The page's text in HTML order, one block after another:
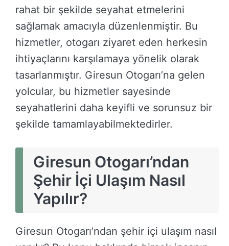
rahat bir şekilde seyahat etmelerini
sağlamak amacıyla düzenlenmiştir. Bu
hizmetler, otogarı ziyaret eden herkesin
ihtiyaçlarını karşılamaya yönelik olarak
tasarlanmıştır. Giresun Otogarı’na gelen
yolcular, bu hizmetler sayesinde
seyahatlerini daha keyifli ve sorunsuz bir
şekilde tamamlayabilmektedirler.
Giresun Otogarı’ndan
Şehir İçi Ulaşım Nasıl
Yapılır?
Giresun Otogarı’ndan şehir içi ulaşım nasıl